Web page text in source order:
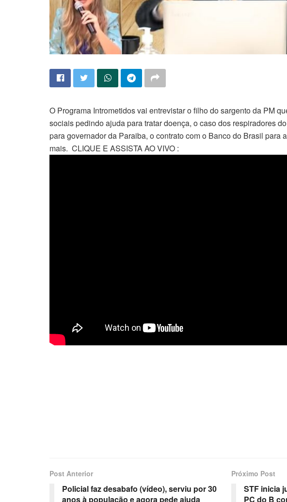
O Programa Intrometidos vai entrevistar o filho do sargento da PM
sociais pedindo ajuda para tratar doença, o caso dos respiradores
para governador da Paraiba, o contrato com o Banco do Brasil para
mais. CLIQUE E ASSISTA AO VIVO :
Post Anterior
Policial faz desabafo (vídeo), serviu por 30
anos à população e agora pede ajuda
Próximo Post
STF inicia
PC do B